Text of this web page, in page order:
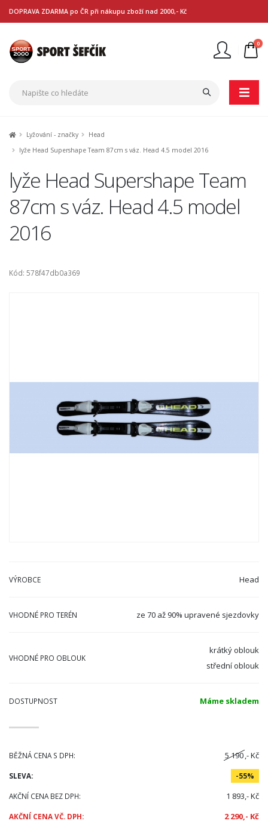
DOPRAVA ZDARMA po ČR při nákupu zboží nad 2000,- Kč
0
Lyžování - značky
Head
lyže Head Supershape Team 87cm s váz. Head 4.5 model 2016
lyže Head Supershape Team
87cm s váz. Head 4.5 model
2016
Kód: 578f47db0a369
VÝROBCE Head
VHODNÉ PRO TERÉN ze 70 až 90% upravené sjezdovky
VHODNÉ PRO OBLOUK
krátký oblouk
střední oblouk
DOSTUPNOST Máme skladem
BĚŽNÁ CENA S DPH: 5 190,- Kč
SLEVA: -55%
AKČNÍ CENA BEZ DPH: 1 893,- Kč
AKČNÍ CENA VČ. DPH: 2 290,- Kč